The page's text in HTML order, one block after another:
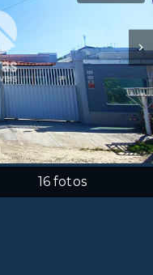
16 fotos